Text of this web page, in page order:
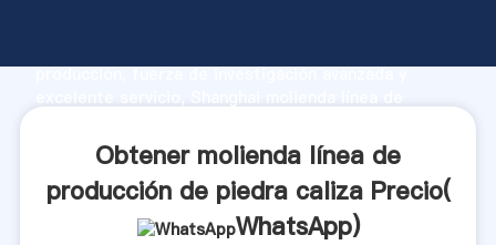
producción, fuerza de investigación avanzada y
aporta valores a todos los clientes.
Obtener molienda línea de
producción de piedra caliza Precio(
WhatsApp)